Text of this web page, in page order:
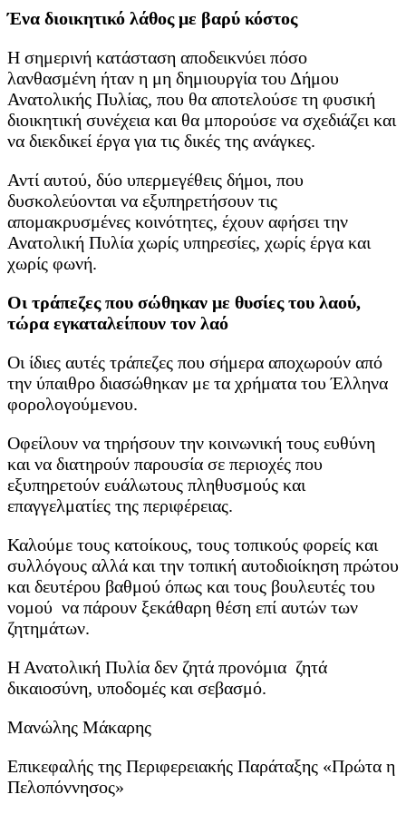
Ένα διοικητικό λάθος με βαρύ κόστος
Η σημερινή κατάσταση αποδεικνύει πόσο
λανθασμένη ήταν η μη δημιουργία του Δήμου
Ανατολικής Πυλίας, που θα αποτελούσε τη φυσική
διοικητική συνέχεια και θα μπορούσε να σχεδιάζει και
να διεκδικεί έργα για τις δικές της ανάγκες.
Αντί αυτού, δύο υπερμεγέθεις δήμοι, που
δυσκολεύονται να εξυπηρετήσουν τις
απομακρυσμένες κοινότητες, έχουν αφήσει την
Ανατολική Πυλία χωρίς υπηρεσίες, χωρίς έργα και
χωρίς φωνή.
Οι τράπεζες που σώθηκαν με θυσίες του λαού,
τώρα εγκαταλείπουν τον λαό
Οι ίδιες αυτές τράπεζες που σήμερα αποχωρούν από
την ύπαιθρο διασώθηκαν με τα χρήματα του Έλληνα
φορολογούμενου.
Οφείλουν να τηρήσουν την κοινωνική τους ευθύνη
και να διατηρούν παρουσία σε περιοχές που
εξυπηρετούν ευάλωτους πληθυσμούς και
επαγγελματίες της περιφέρειας.
Καλούμε τους κατοίκους, τους τοπικούς φορείς και
συλλόγους αλλά και την τοπική αυτοδιοίκηση πρώτου
και δευτέρου βαθμού όπως και τους βουλευτές του
νομού να πάρουν ξεκάθαρη θέση επί αυτών των
ζητημάτων.
Η Ανατολική Πυλία δεν ζητά προνόμια ζητά
δικαιοσύνη, υποδομές και σεβασμό.
Μανώλης Μάκαρης
Επικεφαλής της Περιφερειακής Παράταξης «Πρώτα η
Πελοπόννησος»